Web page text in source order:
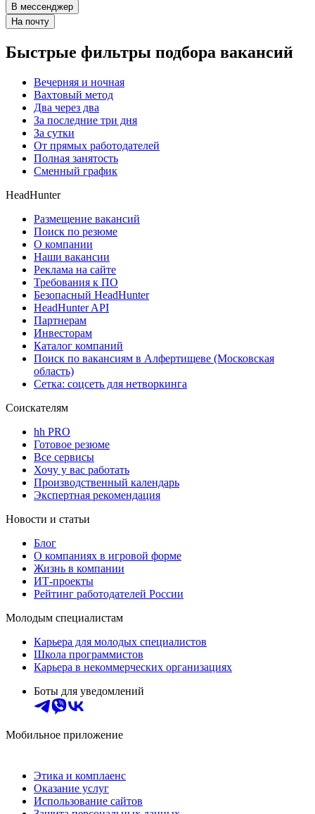
В мессенджер
На почту
Быстрые фильтры подбора вакансий
Вечерняя и ночная
Вахтовый метод
Два через два
За последние три дня
За сутки
От прямых работодателей
Полная занятость
Сменный график
HeadHunter
Размещение вакансий
Поиск по резюме
О компании
Наши вакансии
Реклама на сайте
Требования к ПО
Безопасный HeadHunter
HeadHunter API
Партнерам
Инвесторам
Каталог компаний
Поиск по вакансиям в Алфертищеве (Московская
область)
Сетка: соцсеть для нетворкинга
Соискателям
hh PRO
Готовое резюме
Все сервисы
Хочу у вас работать
Производственный календарь
Экспертная рекомендация
Новости и статьи
Блог
О компаниях в игровой форме
Жизнь в компании
ИТ-проекты
Рейтинг работодателей России
Молодым специалистам
Карьера для молодых специалистов
Школа программистов
Карьера в некоммерческих организациях
Боты для уведомлений
Мобильное приложение
Этика и комплаенс
Оказание услуг
Использование сайтов